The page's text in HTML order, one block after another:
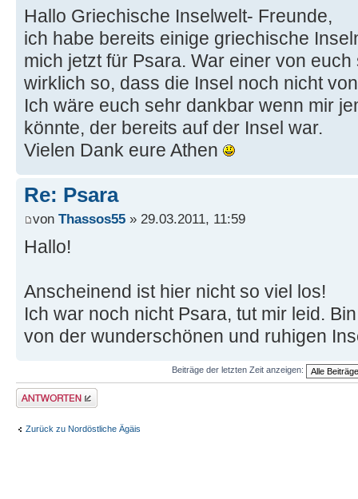
Hallo Griechische Inselwelt- Freunde,
ich habe bereits einige griechische
mich jetzt für Psara. War einer von
wirklich so, dass die Insel noch nicht
Ich wäre euch sehr dankbar wenn mir
könnte, der bereits auf der Insel war.
Vielen Dank eure Athen
Re: Psara
von Thassos55 » 29.03.2011, 11:59
Hallo!
Anscheinend ist hier nicht so viel los!
Ich war noch nicht Psara, tut mir leid.
von der wunderschönen und ruhigen
Beiträge der letzten Zeit anzeigen:
Antwort erstellen
Zurück zu Nordöstliche Ägäis